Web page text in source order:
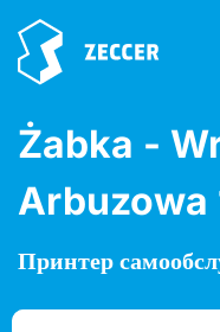
Żabka -
Arbuzowa
Принтер